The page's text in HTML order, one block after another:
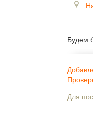
Будем
Для